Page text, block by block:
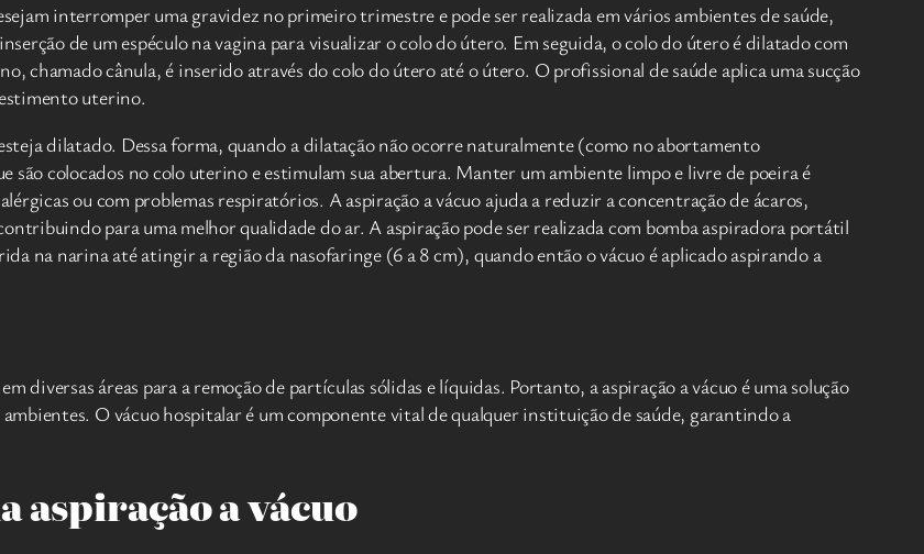
interromper uma gravidez no primeiro trimestre e pode ser realizada em vários ambientes de saúde,
de um espéculo na vagina para visualizar o colo do útero. Em seguida, o colo do útero é dilatado com
chamado cânula, é inserido através do colo do útero até o útero. O profissional de saúde aplica uma sucção
uterino.
dilatado. Dessa forma, quando a dilatação não ocorre naturalmente (como no abortamento
colocados no colo uterino e estimulam sua abertura. Manter um ambiente limpo e livre de poeira é
ou com problemas respiratórios. A aspiração a vácuo ajuda a reduzir a concentração de ácaros,
para uma melhor qualidade do ar. A aspiração pode ser realizada com bomba aspiradora portátil
na narina até atingir a região da nasofaringe (6 a 8 cm), quando então o vácuo é aplicado aspirando a
diversas áreas para a remoção de partículas sólidas e líquidas. Portanto, a aspiração a vácuo é uma solução
O vácuo hospitalar é um componente vital de qualquer instituição de saúde, garantindo a
aspiração a vácuo